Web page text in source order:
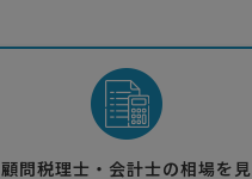
顧問税理士・会計士の相場を見